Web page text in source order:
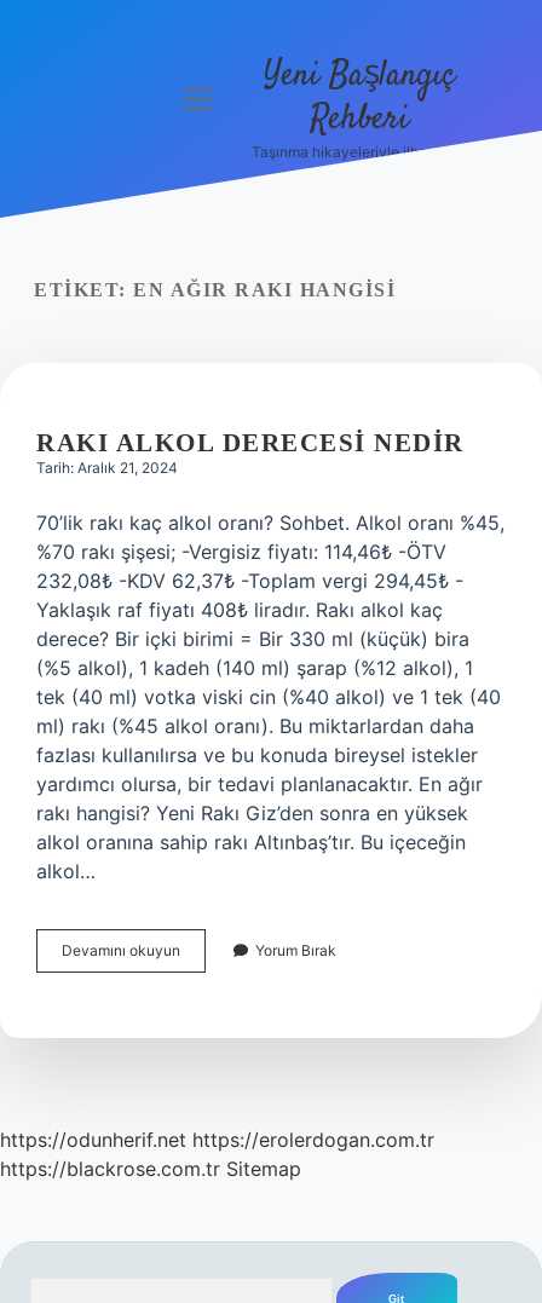
Politikası
menüyü
Yeni Başlangıç
Rehberi
Taşınma hikayeleriyle ilham bul!
ETIKET: EN AĞIR RAKI HANGISI
RAKI ALKOL DERECESI NEDIR
Tarih: Aralık 21, 2024
70’lik rakı kaç alkol oranı? Sohbet. Alkol oranı %45,
%70 rakı şişesi; -Vergisiz fiyatı: 114,46₺ -ÖTV
232,08₺ -KDV 62,37₺ -Toplam vergi 294,45₺ -
Yaklaşık raf fiyatı 408₺ liradır. Rakı alkol kaç
derece? Bir içki birimi = Bir 330 ml (küçük) bira
(%5 alkol), 1 kadeh (140 ml) şarap (%12 alkol), 1
tek (40 ml) votka viski cin (%40 alkol) ve 1 tek (40
ml) rakı (%45 alkol oranı). Bu miktarlardan daha
fazlası kullanılırsa ve bu konuda bireysel istekler
yardımcı olursa, bir tedavi planlanacaktır. En ağır
rakı hangisi? Yeni Rakı Giz’den sonra en yüksek
alkol oranına sahip rakı Altınbaş’tır. Bu içeceğin
alkol…
Devamını okuyun
Alkol
Yorum Bırak
https://odunherif.net https://erolerdogan.com.tr
https://blackrose.com.tr Sitemap